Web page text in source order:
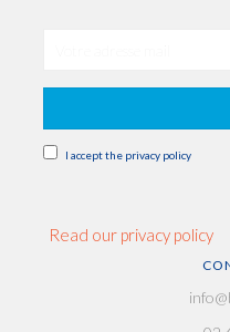
I accept the privacy policy
Read our privacy policy